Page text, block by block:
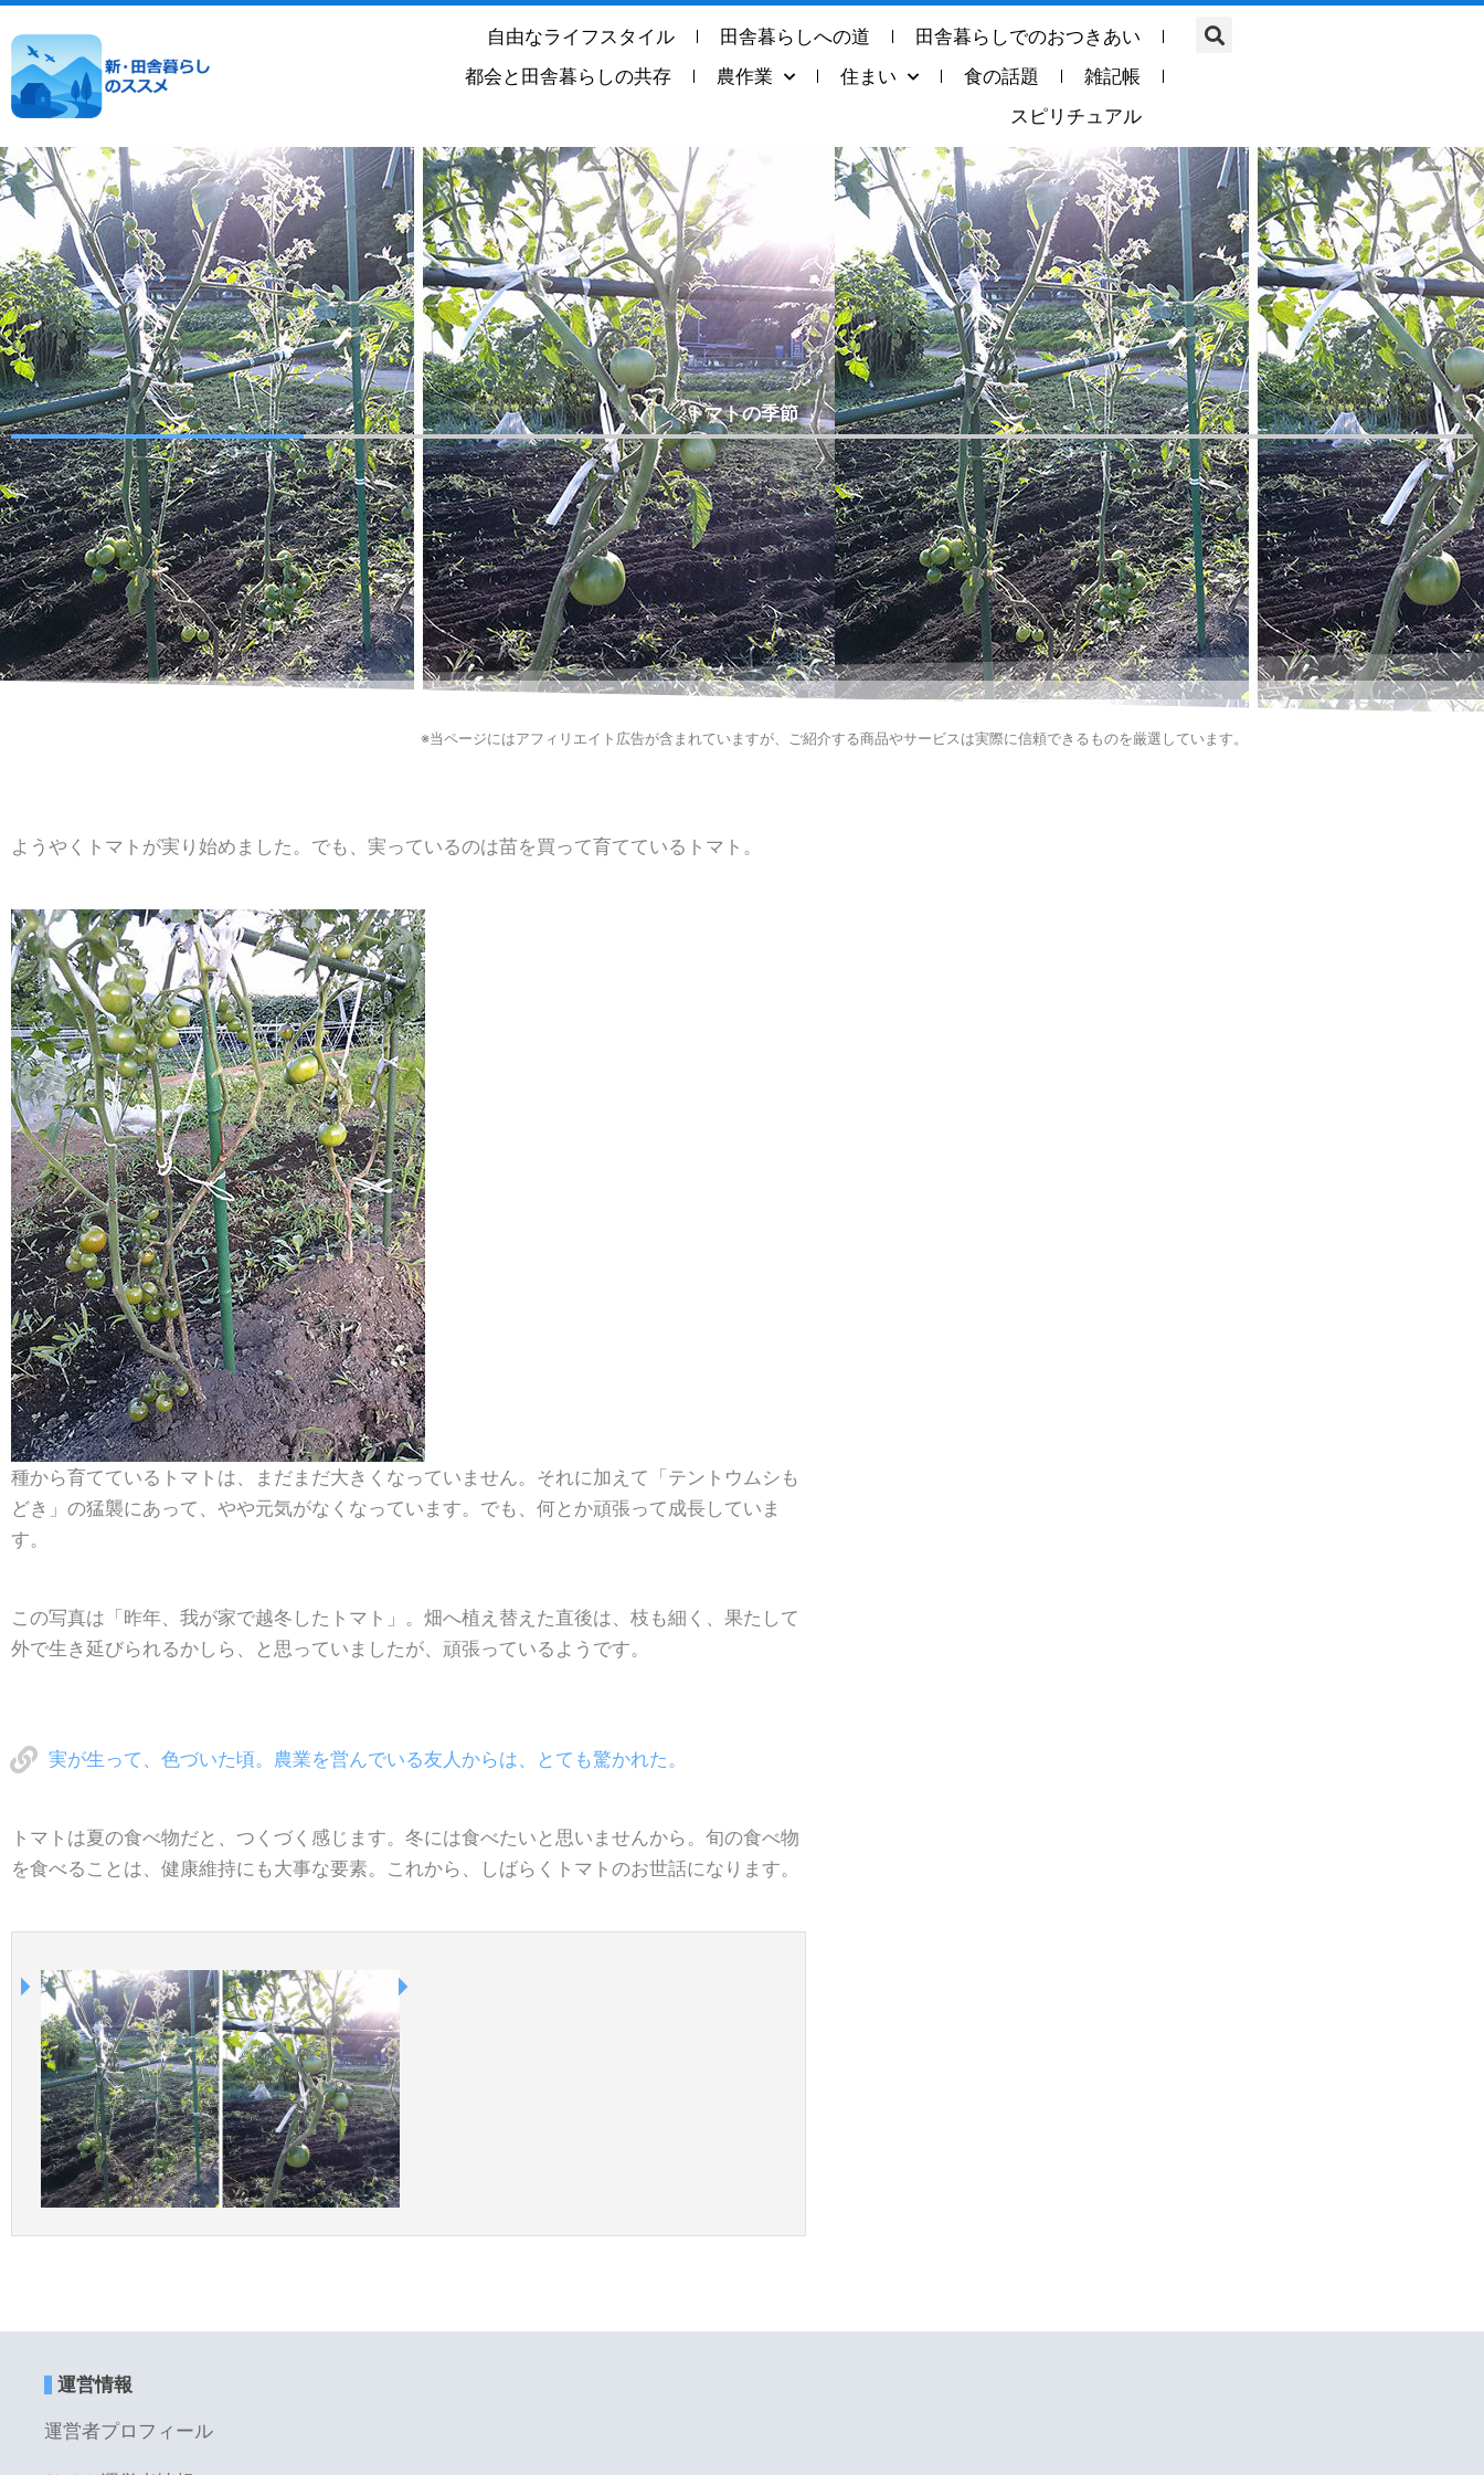
容
を
ス
ッ
プ
自由なライフスタイル 田舎暮らしへの道
田舎暮らしでのおつきあい
都会と田舎暮らしの共存
農作業 住まい 食の話題
雑記帳
スピリチュアル
トマトの季節
※当ページにはアフィリエイト広告が含まれていますが、ご紹介する商品やサービスは実際に信頼できるものを厳選しています。
ようやくトマトが実り始めました。でも、実っているのは苗を買って育てているトマト。
種から育てているトマトは、まだまだ大きくなっていません。それに加えて「テントウムシも
どき」の猛襲にあって、やや元気がなくなっています。でも、何とか頑張って成長していま
す。
この写真は「昨年、我が家で越冬したトマト」。畑へ植え替えた直後は、枝も細く、果たして
外で生き延びられるかしら、と思っていましたが、頑張っているようです。
実が生って、色づいた頃。農業を営んでいる友人からは、とても驚かれた。
トマトは夏の食べ物だと、つくづく感じます。冬には食べたいと思いませんから。旬の食べ物
を食べることは、健康維持にも大事な要素。これから、しばらくトマトのお世話になります。
運営情報
運営者プロフィール